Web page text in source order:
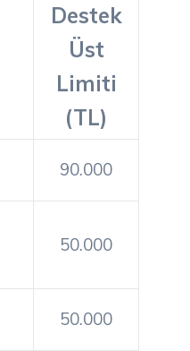
Destek
Üst
Limiti
(TL)
90.000
50.000
50.000